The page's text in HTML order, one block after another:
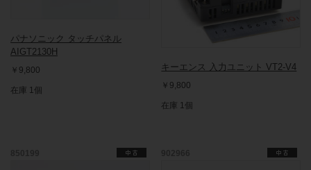
パナソニック タッチパネル
AIGT2130H
￥9,800
在庫 1個
キーエンス 入力ユニット VT2-V4
￥9,800
在庫 1個